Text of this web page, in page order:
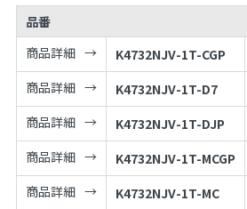
品番
商品詳細
K4732NJV-1T-CGP
商品詳細
K4732NJV-1T-D7
商品詳細
K4732NJV-1T-DJP
商品詳細
K4732NJV-1T-MCGP
商品詳細
K4732NJV-1T-MC